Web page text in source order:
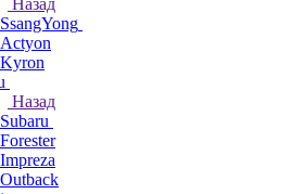
Назад
SsangYong
Actyon
Kyron
Назад
Subaru
Forester
Impreza
Outback